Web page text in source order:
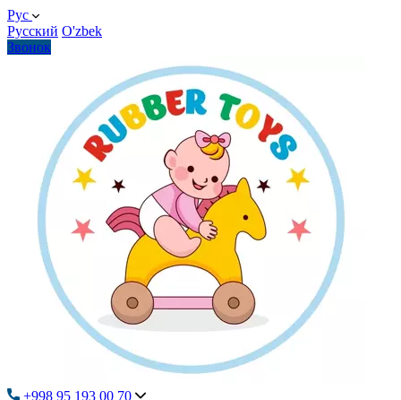
Рус
Русский O'zbek
Звонок
+998 95 193 00 70